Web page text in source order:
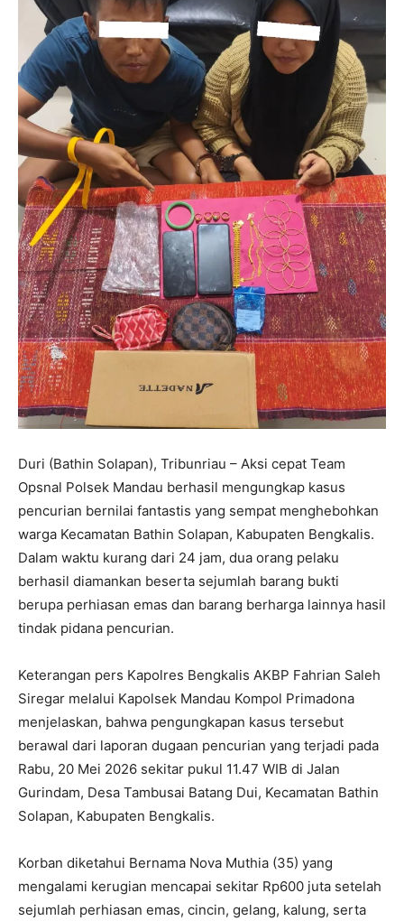
Duri (Bathin Solapan), Tribunriau – Aksi cepat Team
Opsnal Polsek Mandau berhasil mengungkap kasus
pencurian bernilai fantastis yang sempat menghebohkan
warga Kecamatan Bathin Solapan, Kabupaten Bengkalis.
Dalam waktu kurang dari 24 jam, dua orang pelaku
berhasil diamankan beserta sejumlah barang bukti
berupa perhiasan emas dan barang berharga lainnya hasil
tindak pidana pencurian.
Keterangan pers Kapolres Bengkalis AKBP Fahrian Saleh
Siregar melalui Kapolsek Mandau Kompol Primadona
menjelaskan, bahwa pengungkapan kasus tersebut
berawal dari laporan dugaan pencurian yang terjadi pada
Rabu, 20 Mei 2026 sekitar pukul 11.47 WIB di Jalan
Gurindam, Desa Tambusai Batang Dui, Kecamatan Bathin
Solapan, Kabupaten Bengkalis.
Korban diketahui Bernama Nova Muthia (35) yang
mengalami kerugian mencapai sekitar Rp600 juta setelah
sejumlah perhiasan emas, cincin, gelang, kalung, serta